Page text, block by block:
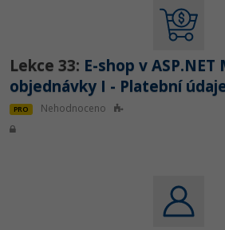
Lekce 33: E-shop v ASP.NET
objednávky I - Platební
PRO Nehodnoceno